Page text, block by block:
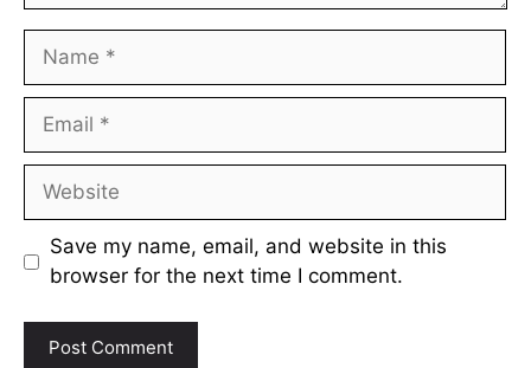
Name
Email
Website
Save my name, email, and website in this
browser for the next time I comment.